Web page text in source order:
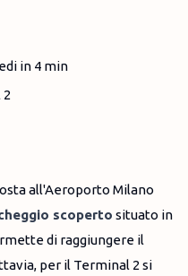
in 4 min
all'Aeroporto Milano
scoperto situato in
di raggiungere il
per il Terminal 2 si